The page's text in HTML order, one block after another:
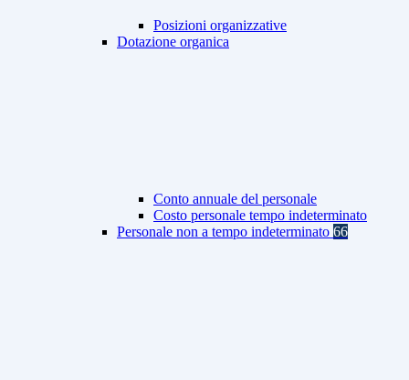
Posizioni organizzative
Dotazione organica
Conto annuale del personale
Costo personale tempo indeterminato
Personale non a tempo indeterminato 66